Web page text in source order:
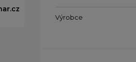
Výrobce